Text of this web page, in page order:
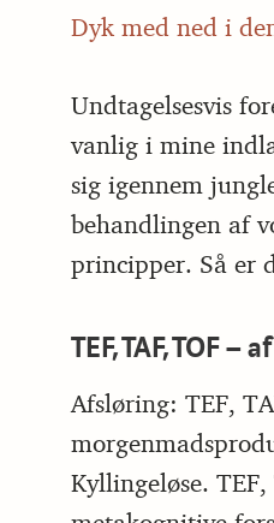
Dyk med ned i
Undtagelsesvis
vanlig i mine
sig igennem
behandlingen af
principper. Så er
TEF, TAF, TOF
Afsløring: TEF,
Kyllingeløse.